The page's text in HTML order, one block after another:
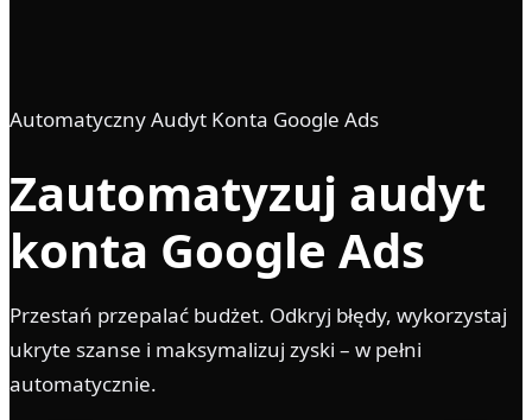
Automatyczny Audyt Konta Google Ads
Zautomatyzuj audyt
konta Google Ads
Przestań przepalać budżet. Odkryj błędy, wykorzystaj
ukryte szanse i maksymalizuj zyski – w pełni
automatycznie.